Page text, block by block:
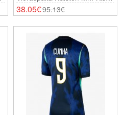
2026 Lyhythihainen
38.05€95.13€